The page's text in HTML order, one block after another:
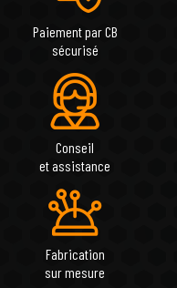
Paiement par CB
sécurisé
Conseil
et assistance
Fabrication
sur mesure